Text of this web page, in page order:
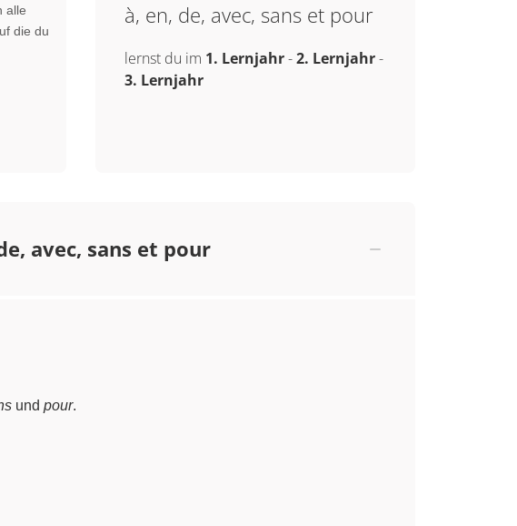
alle
die du
à, en, de, avec, sans et pour
lernst du im 1. Lernjahr-2. Lernjahr-
3. Lernjahr
avec, sans et pour
und pour.